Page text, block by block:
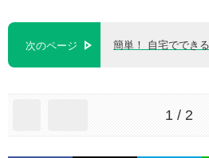
次のページ 簡単！ 自宅ででき
1 / 2